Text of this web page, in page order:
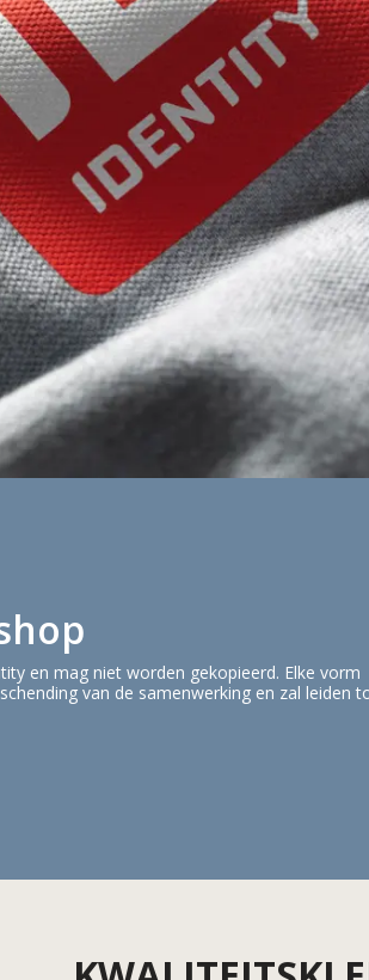
en mag niet worden gekopieerd. Elke vorm
van de samenwerking en zal leiden